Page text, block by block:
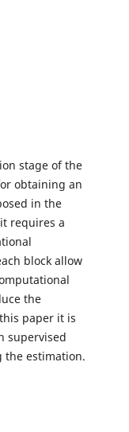
stage of the
obtaining an
in the
requires a
block allow
the
paper it is
supervised
the estimation.